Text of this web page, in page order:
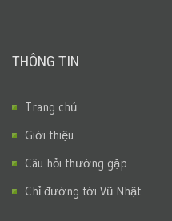
THÔNG TIN
Trang chủ
Giới thiệu
Câu hỏi thường gặp
Chỉ đường tới Vũ Nhật